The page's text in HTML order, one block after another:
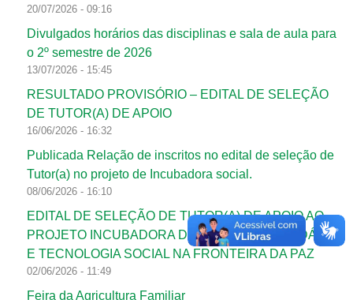
20/07/2026 - 09:16
Divulgados horários das disciplinas e sala de aula para
o 2º semestre de 2026
13/07/2026 - 15:45
RESULTADO PROVISÓRIO – EDITAL DE SELEÇÃO
DE TUTOR(A) DE APOIO
16/06/2026 - 16:32
Publicada Relação de inscritos no edital de seleção de
Tutor(a) no projeto de Incubadora social.
08/06/2026 - 16:10
EDITAL DE SELEÇÃO DE TUTOR(A) DE APOIO AO
PROJETO INCUBADORA DE ECONOMIA SOLIDÁRIA
E TECNOLOGIA SOCIAL NA FRONTEIRA DA PAZ
02/06/2026 - 11:49
Feira da Agricultura Familiar